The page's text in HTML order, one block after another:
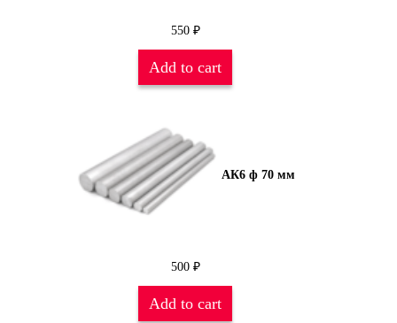
550 ₽
Add to cart
АК6 ф 70 мм
500 ₽
Add to cart